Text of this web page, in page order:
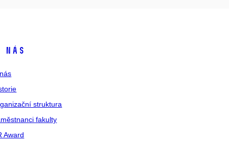
nás
struktura
fakulty
Award